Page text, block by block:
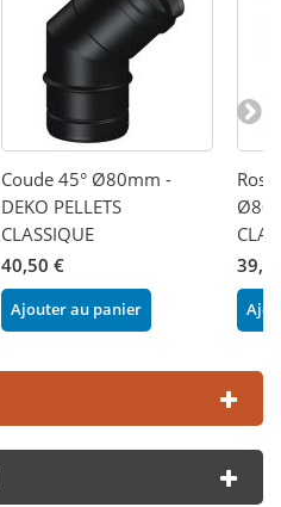
Coude 45° Ø80mm -
DEKO PELLETS
CLASSIQUE
40,50 €
Ajouter au panier